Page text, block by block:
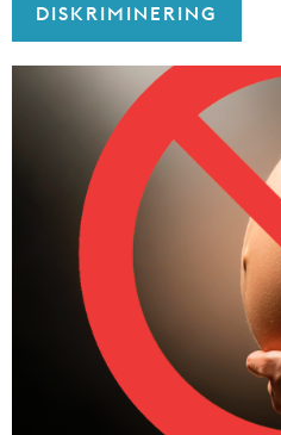
DISKRIMINERING